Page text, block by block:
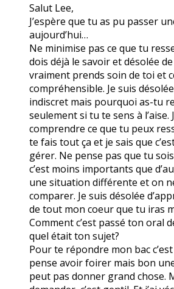
Salut Lee,
J’espère que tu as pu passer
aujourd’hui…
Ne minimise pas ce que tu
dois déjà le savoir et désolée
vraiment prends soin de toi et
compréhensible. Je suis
indiscret mais pourquoi as-tu
seulement si tu te sens à l’aise.
comprendre ce que tu peux
te fais tout ça et je sais que
gérer. Ne pense pas que tu
c’est moins importants que
une situation différente et on
comparer. Je suis désolée
de tout mon coeur que tu iras
Comment c’est passé ton oral
quel était ton sujet?
Pour te répondre mon bac
pense avoir foirer mais bon
peut pas donner grand chose.